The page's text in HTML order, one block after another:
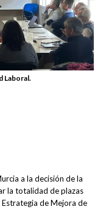
Laboral.
a la decisión de la
la totalidad de plazas
de Mejora de